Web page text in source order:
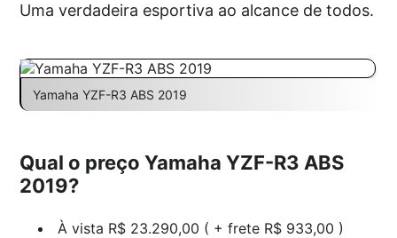
Uma verdadeira esportiva ao alcance de todos.
Yamaha YZF-R3 ABS 2019
Qual o preço Yamaha YZF-R3 ABS
2019?
À vista R$ 23.290,00 ( + frete R$ 933,00 )